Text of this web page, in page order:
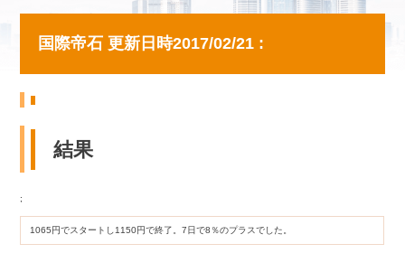
国際帝石 更新日時2017/02/21 :
結果
;
1065円でスタートし1150円で終了。7日で8％のプラスでした。